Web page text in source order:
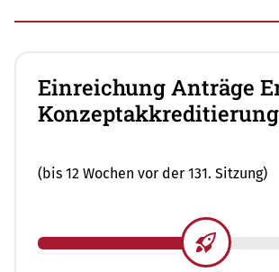
Einreichung Anträge
(bis 12 Wochen vor der 131. Sitzung)